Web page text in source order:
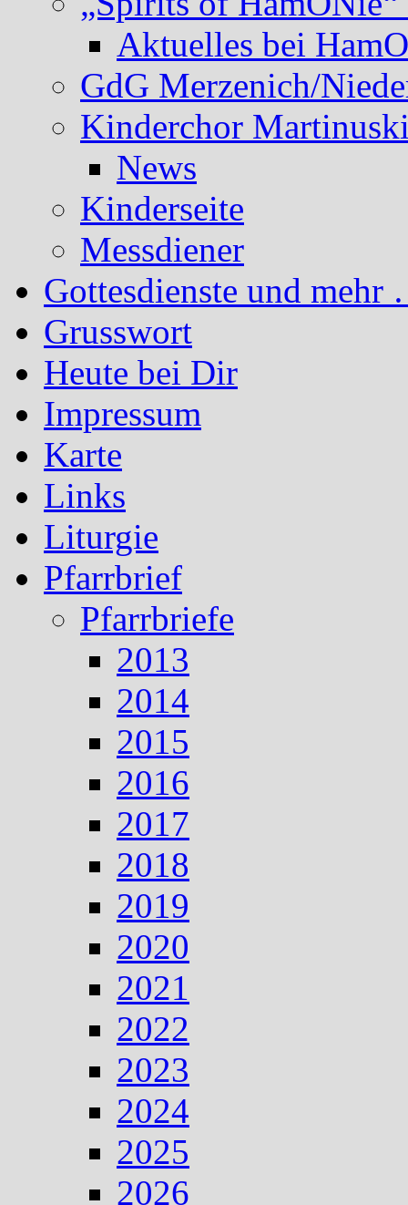
Aktuelles bei
GdG Merzenich/
Kinderchor
News
Kinderseite
Messdiener
Gottesdienste und mehr
Grusswort
Heute bei Dir
Impressum
Karte
Links
Liturgie
Pfarrbrief
Pfarrbriefe
2013
2014
2015
2016
2017
2018
2019
2020
2021
2022
2023
2024
2025
2026